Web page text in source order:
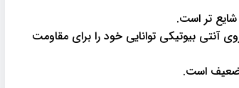
تر است.
آنتی بیوتیکی توانایی خود را برای مقاومت
ضعیف است.